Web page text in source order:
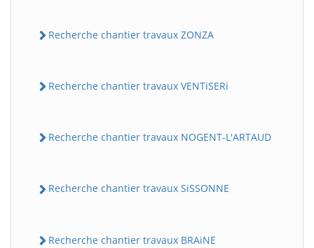
Recherche chantier travaux ZONZA
Recherche chantier travaux VENTiSERi
Recherche chantier travaux NOGENT-L'ARTAUD
Recherche chantier travaux SiSSONNE
Recherche chantier travaux BRAiNE